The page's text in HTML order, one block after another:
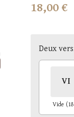
18,00 €
Deux
VI
Vide